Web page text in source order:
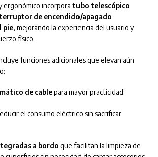
ergonómico incorpora tubo telescópico
de encendido/apagado
pie, mejorando la experiencia del usuario y
físico.
funciones adicionales que elevan aún
de cablepara mayor practicidad.
el consumo eléctrico sin sacrificar
a bordo que facilitan la limpieza de